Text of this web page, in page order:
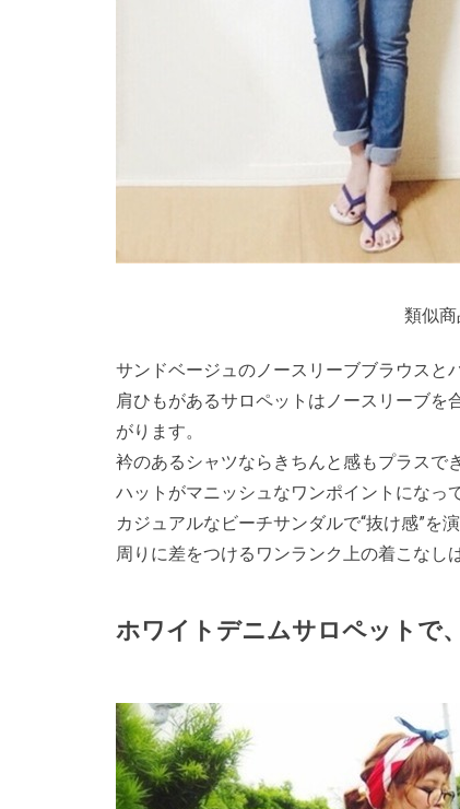
類似
サンドベージュのノースリーブブラウスと
肩ひもがあるサロペットはノースリーブを
がります。
衿のあるシャツならきちんと感もプラスで
ハットがマニッシュなワンポイントになっ
カジュアルなビーチサンダルで“抜け感”を
周りに差をつけるワンランク上の着こなし
ホワイトデニムサロペットで